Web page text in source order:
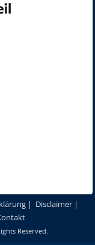
| Disclaimer |
Reserved.